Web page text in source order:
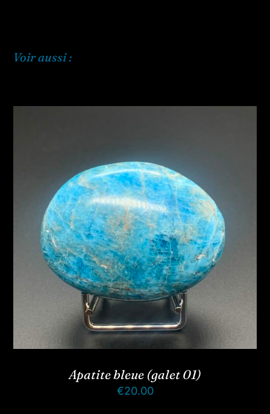
Voir aussi :
Apatite bleue (galet 01)
€20.00